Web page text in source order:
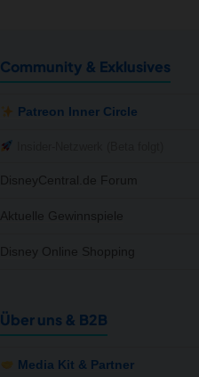
Community & Exklusives
Patreon Inner Circle
DisneyCentral.de Forum
Aktuelle Gewinnspiele
Disney Online Shopping
Über uns & B2B
Media Kit & Partner